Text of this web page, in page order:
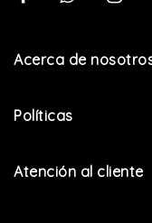
Acerca de
Políticas
Atención al cliente